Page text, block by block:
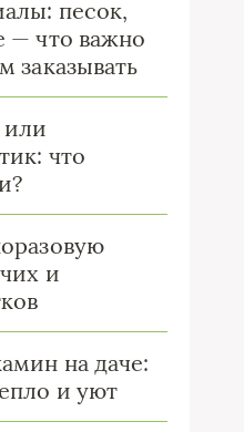
песок,
— что важно
заказывать
что
и
на даче:
и уют